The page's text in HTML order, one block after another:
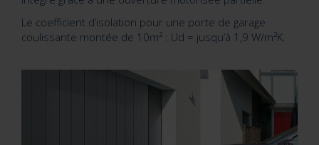
Le coefficient d’isolation pour une porte de garage
coulissante montée de 10m² : Ud = jusqu’à 1,9 W/m²K.